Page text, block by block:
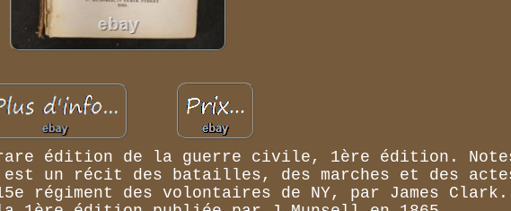
rare édition de la guerre civile, 1ère édition.
est un récit des batailles, des marches et des
régiment des volontaires de NY, par James Clark.